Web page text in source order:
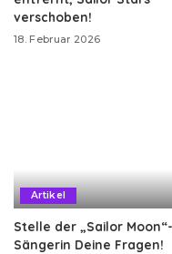
verschoben!
18. Februar 2026
Artikel
Stelle der „Sailor Moon“-
Sängerin Deine Fragen!